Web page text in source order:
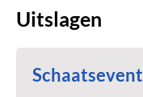
Uitslagen
Schaatsevent